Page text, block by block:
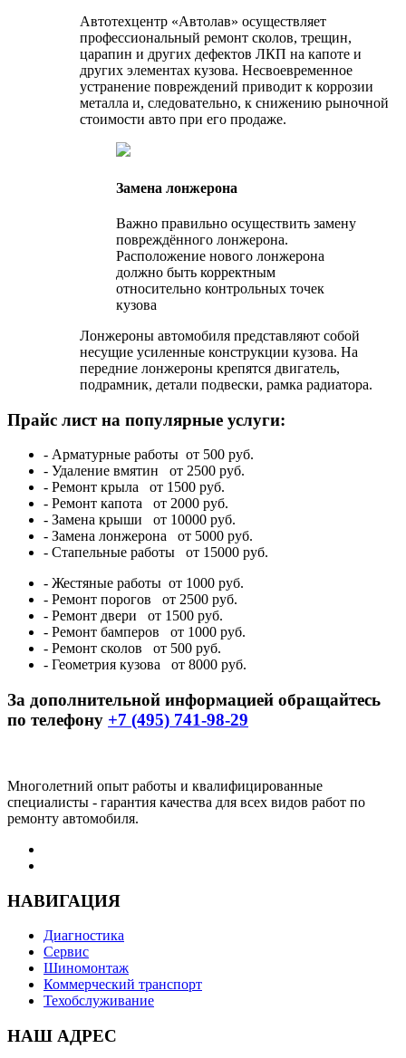
Автотехцентр «Автолав» осуществляет
профессиональный ремонт сколов, трещин,
царапин и других дефектов ЛКП на капоте и
других элементах кузова. Несвоевременное
устранение повреждений приводит к коррозии
металла и, следовательно, к снижению рыночной
стоимости авто при его продаже.
Замена лонжерона
Важно правильно осуществить замену
повреждённого лонжерона.
Расположение нового лонжерона
должно быть корректным
относительно контрольных точек
кузова
Лонжероны автомобиля представляют собой
несущие усиленные конструкции кузова. На
передние лонжероны крепятся двигатель,
подрамник, детали подвески, рамка радиатора.
Прайс лист на популярные услуги:
- Арматурные работы от 500 руб.
- Удаление вмятин
от 2500 руб.
- Ремонт крыла
от 1500 руб.
- Ремонт капота
от 2000 руб.
- Замена крыши
от 10000 руб.
- Замена лонжерона
от 5000 руб.
- Стапельные работы
от 15000 руб.
- Жестяные работы от 1000 руб.
- Ремонт порогов
от 2500 руб.
- Ремонт двери
от 1500 руб.
- Ремонт бамперов
от 1000 руб.
- Ремонт сколов
от 500 руб.
- Геометрия кузова
от 8000 руб.
За дополнительной информацией обращайтесь
по телефону +7 (495) 741-98-29
Многолетний опыт работы и квалифицированные
специалисты - гарантия качества для всех видов работ по
ремонту автомобиля.
НАВИГАЦИЯ
Диагностика
Сервис
Шиномонтаж
Коммерческий транспорт
Техобслуживание
НАШ АДРЕС